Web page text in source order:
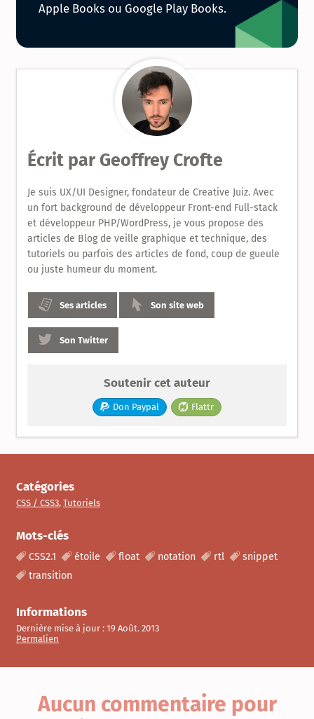
de
livres
Design
Produit
Apple Books ou Google Play Books.
Écrit par Geoffrey Crofte
Je suis UX/UI Designer, fondateur de Creative Juiz. Avec
un fort background de développeur Front-end Full-stack
et développeur PHP/WordPress, je vous propose des
articles de Blog de veille graphique et technique, des
tutoriels ou parfois des articles de fond, coup de gueule
ou juste humeur du moment.
Ses articles Son site web
Son Twitter
Soutenir cet auteur
Don Paypal Flattr
Catégories
CSS / CSS3, Tutoriels
Mots-clés
CSS2.1 étoile float notation rtl
snippet
transition
Informations
Dernière mise à jour : 19 Août. 2013
Permalien
Aucun commentaire pour